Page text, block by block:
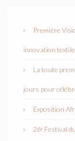
Première
innovation
La toute
jours pour
Exposition
26ᵉ Festival